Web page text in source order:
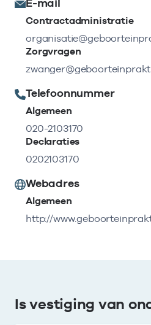
E-mail
Contractadministratie
Zorgvragen
Telefoonnummer
Algemeen
020-2103170
Declaraties
0202103170
Webadres
Algemeen
http://
Is vestiging van